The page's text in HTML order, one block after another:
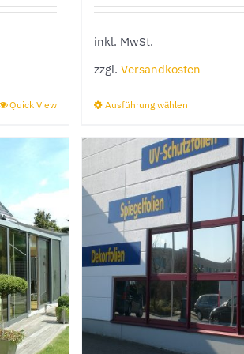
Quick View
inkl. MwSt.
zzgl. Versandkosten
Ausführung wählenDieses
weist
mehrere
Varianten
auf.
Die
Optionen
können
auf
der